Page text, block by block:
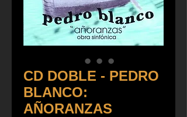
CD DOBLE - PEDRO
BLANCO:
AÑORANZAS